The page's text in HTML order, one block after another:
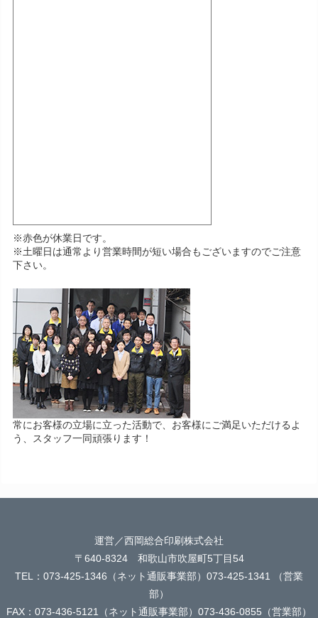
※赤色が休業日です。
※土曜日は通常より営業時間が短い場合もございますのでご注意
下さい。
常にお客様の立場に立った活動で、お客様にご満足いただけるよ
う、スタッフ一同頑張ります！
運営／西岡総合印刷株式会社
〒640-8324 和歌山市吹屋町5丁目54
TEL：073-425-1346（ネット通販事業部）073-425-1341 （営業
部）
FAX：073-436-5121（ネット通販事業部）073-436-0855（営業部）